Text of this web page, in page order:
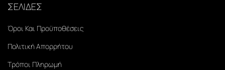
ΣΕΛΙΔΕΣ
Όροι Και Προϋποθέσεις
Πολιτική Απορρήτου
Τρόποι Πληρωμή